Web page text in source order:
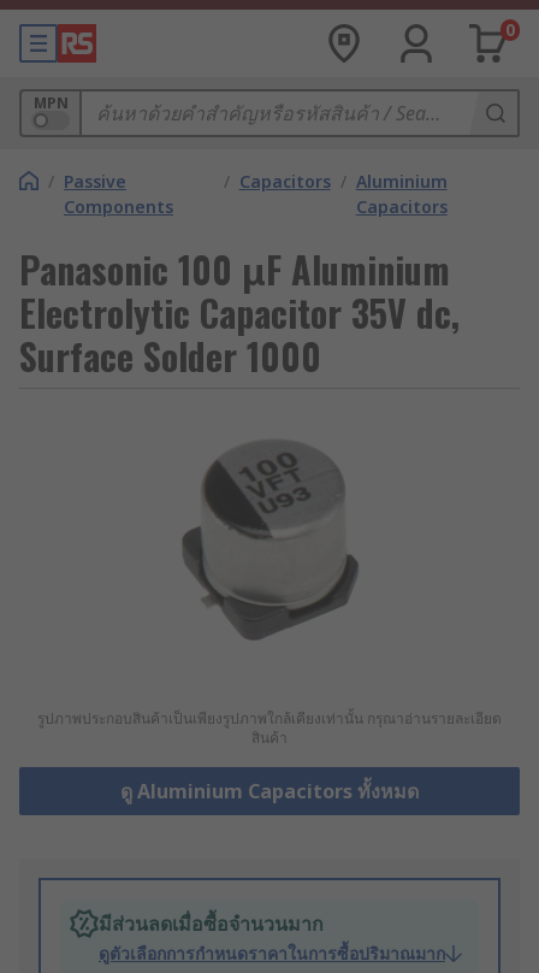
0
MPN
/ Passive
Components
/ Capacitors / Aluminium
Capacitors
Panasonic 100 μF Aluminium
Electrolytic Capacitor 35V dc,
Surface Solder 1000
รูปภาพประกอบสินค้าเป็นเพียงรูปภาพใกล้เคียงเท่านั้น กรุณาอ่านรายละเอียด
สินค้า
ดู Aluminium Capacitors ทั้งหมด
มีส่วนลดเมื่อซื้อจำนวนมาก
ดูตัวเลือกการกำหนดราคาในการซื้อปริมาณมาก